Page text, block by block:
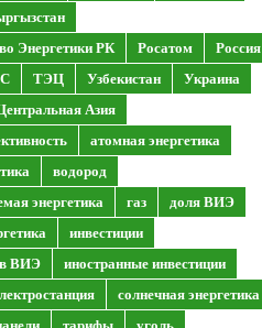
Энергетики РК
Росатом
Россия
ТЭЦ Узбекистан
Украина
Азия
атомная энергетика
водород
энергетика
газ
доля ВИЭ
инвестиции
в ВИЭ
иностранные инвестиции
солнечная энергетика
тарифы уголь